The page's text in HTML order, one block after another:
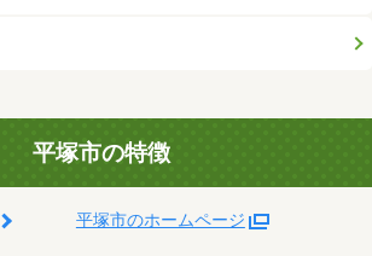
平塚市の特徴
平塚市のホームページ